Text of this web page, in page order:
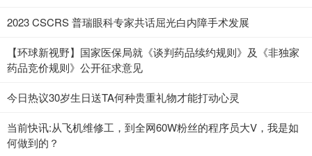
2023 CSCRS 普瑞眼科专家共话屈光白内障手术发展
【环球新视野】国家医保局就《谈判药品续约规则》及《非独家
药品竞价规则》公开征求意见
今日热议30岁生日送TA何种贵重礼物才能打动心灵
当前快讯:从飞机维修工，到全网60W粉丝的程序员大V，我是如
何做到的？